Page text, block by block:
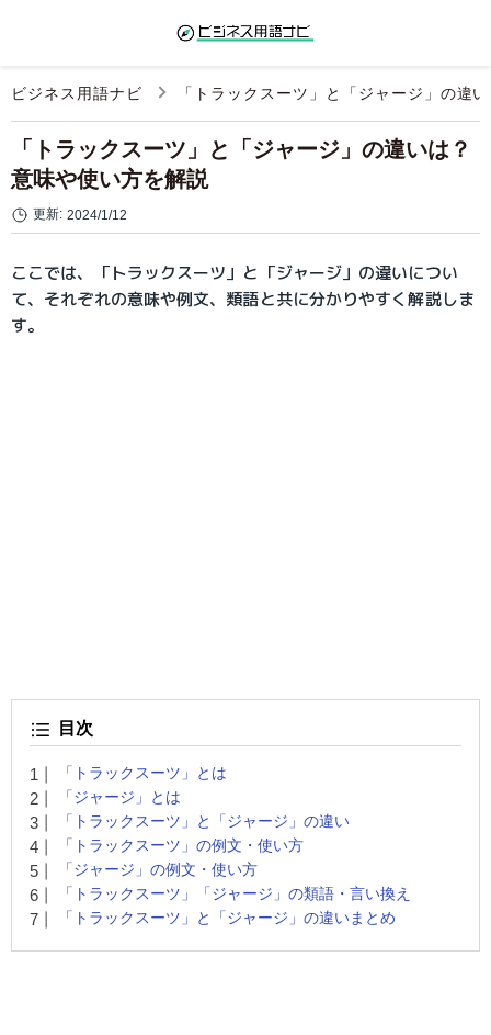
ビジネス用語ナビ 「トラックスーツ」と「ジャージ」の違
「トラックスーツ」と「ジャージ」の違いは？
意味や使い方を解説
更新: 2024/1/12
ここでは、「トラックスーツ」と「ジャージ」の違いについ
て、それぞれの意味や例文、類語と共に分かりやすく解説しま
す。
目次
「トラックスーツ」とは
「ジャージ」とは
「トラックスーツ」と「ジャージ」の違い
「トラックスーツ」の例文・使い方
「ジャージ」の例文・使い方
「トラックスーツ」「ジャージ」の類語・言い換え
「トラックスーツ」と「ジャージ」の違いまとめ